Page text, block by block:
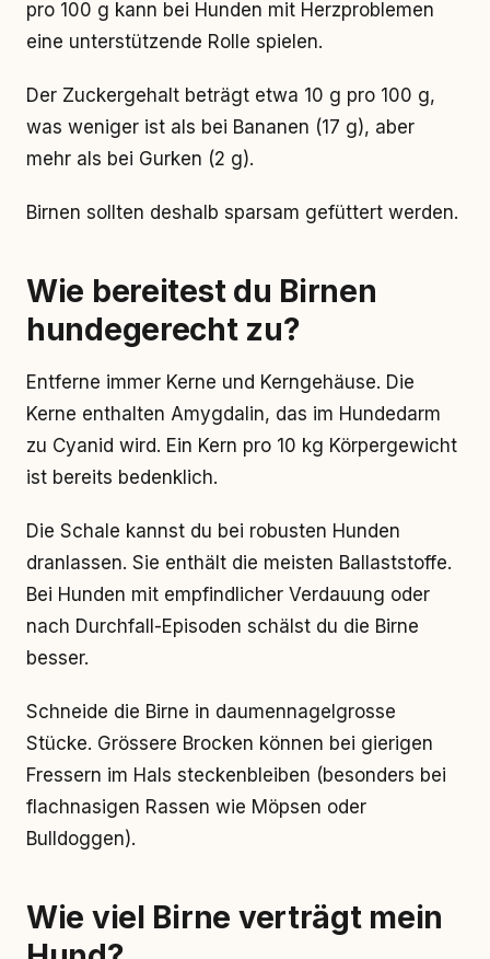
pro 100 g kann bei Hunden mit Herzproblemen
eine unterstützende Rolle spielen.
Der Zuckergehalt beträgt etwa 10 g pro 100 g,
was weniger ist als bei Bananen (17 g), aber
mehr als bei Gurken (2 g).
Birnen sollten deshalb sparsam gefüttert werden.
Wie bereitest du Birnen
hundegerecht zu?
Entferne immer Kerne und Kerngehäuse. Die
Kerne enthalten Amygdalin, das im Hundedarm
zu Cyanid wird. Ein Kern pro 10 kg Körpergewicht
ist bereits bedenklich.
Die Schale kannst du bei robusten Hunden
dranlassen. Sie enthält die meisten Ballaststoffe.
Bei Hunden mit empfindlicher Verdauung oder
nach Durchfall-Episoden schälst du die Birne
besser.
Schneide die Birne in daumennagelgrosse
Stücke. Grössere Brocken können bei gierigen
Fressern im Hals steckenbleiben (besonders bei
flachnasigen Rassen wie Möpsen oder
Bulldoggen).
Wie viel Birne verträgt mein